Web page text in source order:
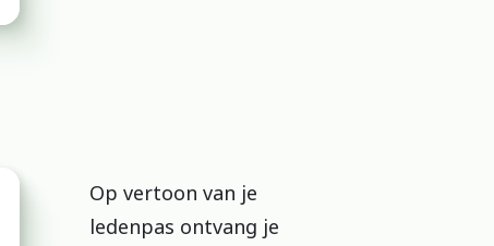
Op vertoon van je
ledenpas ontvang je